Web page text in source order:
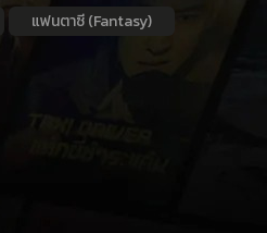
แฟนตาซี (Fantasy)